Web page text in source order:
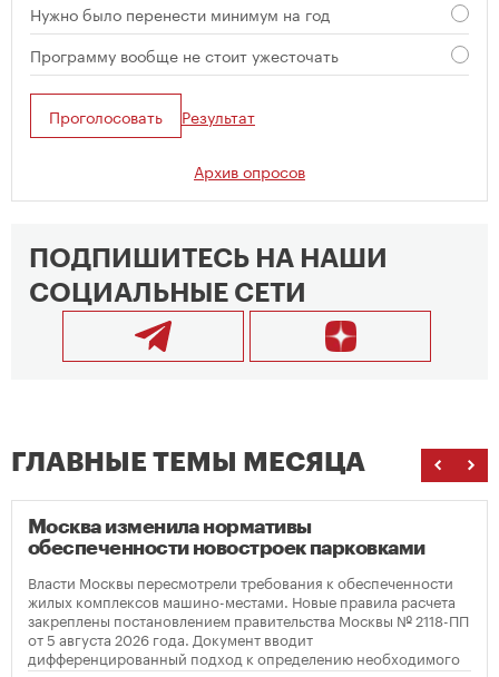
Нужно было перенести минимум на год
Программу вообще не стоит ужесточать
Проголосовать Результат
Архив опросов
ПОДПИШИТЕСЬ НА НАШИ
СОЦИАЛЬНЫЕ СЕТИ
ГЛАВНЫЕ ТЕМЫ МЕСЯЦА
Москва изменила нормативы
обеспеченности новостроек парковками
Власти Москвы пересмотрели требования к обеспеченности
жилых комплексов машино-местами. Новые правила расчета
закреплены постановлением правительства Москвы № 2118-ПП
от 5 августа 2026 года. Документ вводит
дифференцированный подход к определению необходимого